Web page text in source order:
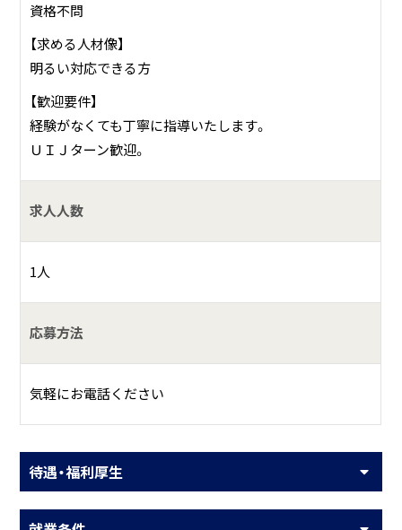
資格不問
【求める人材像】
明るい対応できる方
【歓迎要件】
経験がなくても丁寧に指導いたします。
ＵＩＪターン歓迎。
求人人数
1人
応募方法
気軽にお電話ください
待遇・福利厚生